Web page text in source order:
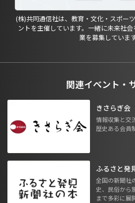
(株)共同通信社は、教育・文化・スポー
ントを主催しています。一緒に未来社
業を募集しています
関連イベント・
きさらぎ会
情報収集と交
歴史ある会員
ふるさと発
全国の新聞社
史、民俗から
まで多彩に展